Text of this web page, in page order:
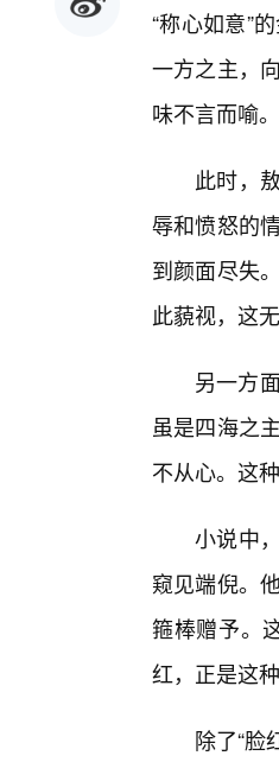
“称心如意”
一方之主，
味不言而喻。
此时，
辱和愤怒的
到颜面尽失
此藐视，这
另一方
虽是四海之
不从心。这
小说中
窥见端倪。
箍棒赠予。
红，正是这
除了“脸